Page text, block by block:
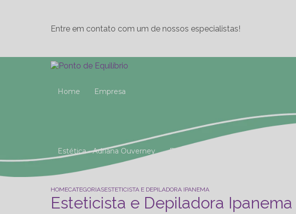
Entre em contato com um de nossos especialistas!
Home Empresa
Estética - Adriana Ouverney Fisioterapia
HOMECATEGORIASESTETICISTA E DEPILADORA IPANEMA
Esteticista e Depiladora Ipanema